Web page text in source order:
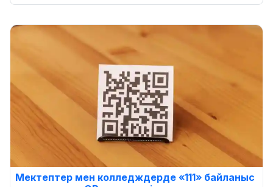
Мектептер мен колледждерде «111» байланыс